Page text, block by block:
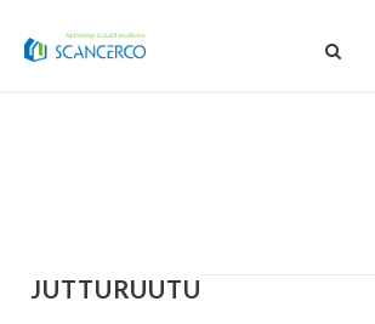
JUTTURUUTU